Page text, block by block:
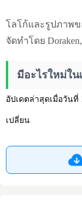
โลโก้และรูปภาพข
จัดทำโดย
มีอะไรใหม่ใน
อัปเดตล่าสุดเมื่อวันที่
เปลี่ยน